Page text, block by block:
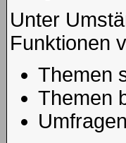
Unter
Funktionen
Themen
Themen